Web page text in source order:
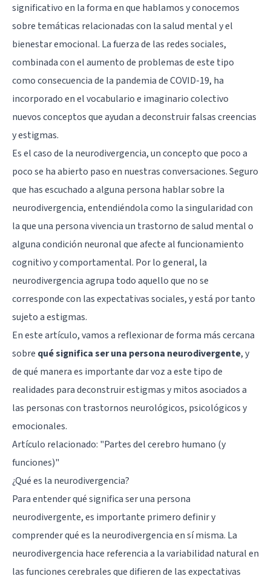
significativo en la forma en que hablamos y conocemos
sobre temáticas relacionadas con la salud mental y el
bienestar emocional. La fuerza de las redes sociales,
combinada con el aumento de problemas de este tipo
como consecuencia de la pandemia de COVID-19, ha
incorporado en el vocabulario e imaginario colectivo
nuevos conceptos que ayudan a deconstruir falsas creencias
y estigmas.
Es el caso de la neurodivergencia, un concepto que poco a
poco se ha abierto paso en nuestras conversaciones. Seguro
que has escuchado a alguna persona hablar sobre la
neurodivergencia, entendiéndola como la singularidad con
la que una persona vivencia un trastorno de salud mental o
alguna condición neuronal que afecte al funcionamiento
cognitivo y comportamental. Por lo general, la
neurodivergencia agrupa todo aquello que no se
corresponde con las expectativas sociales, y está por tanto
sujeto a estigmas.
En este artículo, vamos a reflexionar de forma más cercana
sobre qué significa ser una persona neurodivergente, y
de qué manera es importante dar voz a este tipo de
realidades para deconstruir estigmas y mitos asociados a
las personas con trastornos neurológicos, psicológicos y
emocionales.
Artículo relacionado: "Partes del cerebro humano (y
funciones)"
¿Qué es la neurodivergencia?
Para entender qué significa ser una persona
neurodivergente, es importante primero definir y
comprender qué es la neurodivergencia en sí misma. La
neurodivergencia hace referencia a la variabilidad natural en
las funciones cerebrales que difieren de las expectativas